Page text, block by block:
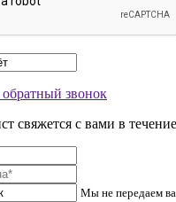
обратный звонок
свяжется с вами в
Мы не передаем